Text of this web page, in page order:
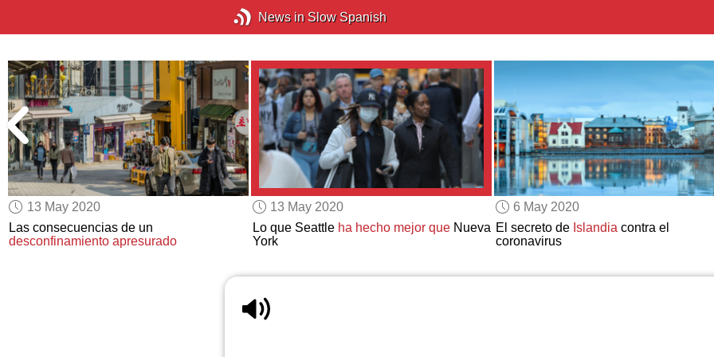
News in Slow Spanish
13 May 2020
Las consecuencias de un
desconfinamiento apresurado
13 May 2020
Lo que Seattle ha hecho mejor queNueva
York
6 May 2020
El secreto de Islandiacontra el
coronavirus